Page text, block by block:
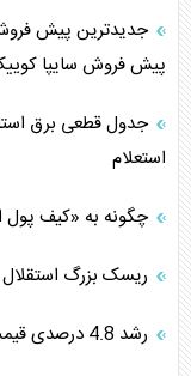
پیش فروش سایپا کوییک مرداد
استعلام
چگونه به «کیف
ریسک بزرگ
رشد 4.8 درصدی قیمت جهانی طلا در معاملات هفته